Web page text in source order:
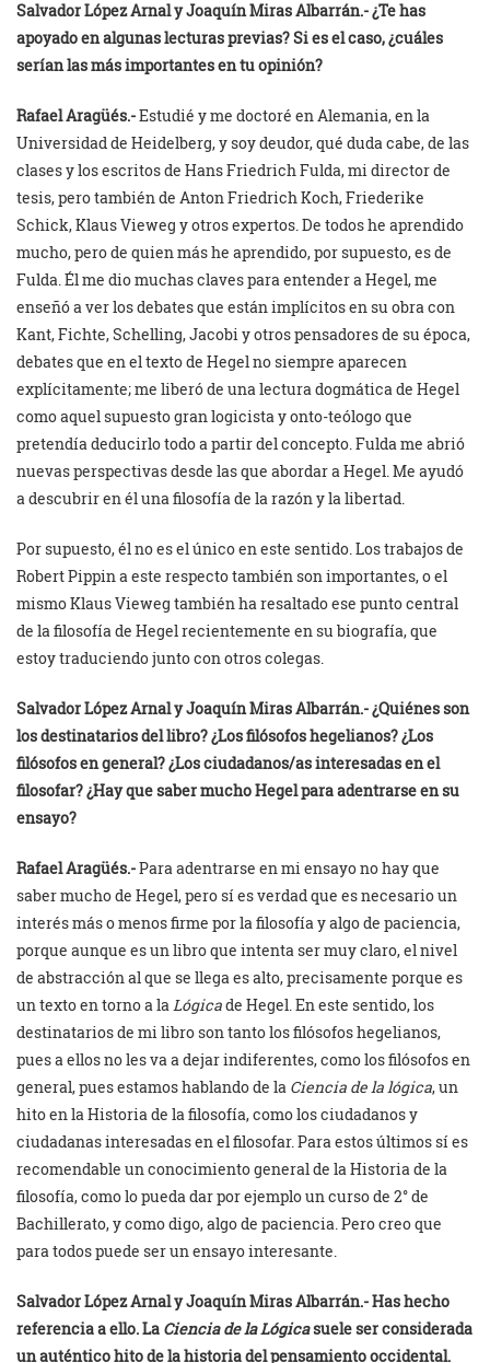
Salvador López Arnal yJoaquín Miras Albarrán.- ¿Te has
apoyado en algunas lecturas previas? Si es el caso, ¿cuáles
serían las más importantes en tu opinión?
Rafael Aragüés.-Estudié y me doctoré en Alemania, en la
Universidad de Heidelberg, y soy deudor, qué duda cabe, de las
clases y los escritos de Hans Friedrich Fulda, mi director de
tesis, pero también de Anton Friedrich Koch, Friederike
Schick, Klaus Vieweg y otros expertos. De todos he aprendido
mucho, pero de quien más he aprendido, por supuesto, es de
Fulda. Él me dio muchas claves para entender a Hegel, me
enseñó a ver los debates que están implícitos en su obra con
Kant, Fichte, Schelling, Jacobi y otros pensadores de su época,
debates que en el texto de Hegel no siempre aparecen
explícitamente; me liberó de una lectura dogmática de Hegel
como aquel supuesto gran logicista y onto-teólogo que
pretendía deducirlo todo a partir del concepto. Fulda me abrió
nuevas perspectivas desde las que abordar a Hegel. Me ayudó
a descubrir en él una filosofía de la razón y la libertad.
Por supuesto, él no es el único en este sentido. Los trabajos de
Robert Pippin a este respecto también son importantes, o el
mismo Klaus Vieweg también ha resaltado ese punto central
de la filosofía de Hegel recientemente en su biografía, que
estoy traduciendo junto con otros colegas.
Salvador López Arnal yJoaquín Miras Albarrán.- ¿Quiénes son
los destinatarios del libro? ¿Los filósofos hegelianos? ¿Los
filósofos en general? ¿Los ciudadanos/as interesadas en el
filosofar? ¿Hay que saber mucho Hegel para adentrarse en su
ensayo?
Rafael Aragüés.-Para adentrarse en mi ensayo no hay que
saber mucho de Hegel, pero sí es verdad que es necesario un
interés más o menos firme por la filosofía y algo de paciencia,
porque aunque es un libro que intenta ser muy claro, el nivel
de abstracción al que se llega es alto, precisamente porque es
un texto en torno a la Lógicade Hegel. En este sentido, los
destinatarios de mi libro son tanto los filósofos hegelianos,
pues a ellos no les va a dejar indiferentes, como los filósofos en
general, pues estamos hablando de la Ciencia de la lógica, un
hito en la Historia de la filosofía, como los ciudadanos y
ciudadanas interesadas en el filosofar. Para estos últimos sí es
recomendable un conocimiento general de la Historia de la
filosofía, como lo pueda dar por ejemplo un curso de 2° de
Bachillerato, y como digo, algo de paciencia. Pero creo que
para todos puede ser un ensayo interesante.
Salvador López Arnal yJoaquín Miras Albarrán.- Has hecho
referencia a ello. La Ciencia de la Lógicasuele ser considerada
un auténtico hito de la historia del pensamiento occidental.